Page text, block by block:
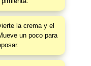
la crema y el
un poco para